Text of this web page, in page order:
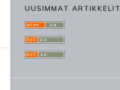
UUSIMMAT ARTIKKELIT